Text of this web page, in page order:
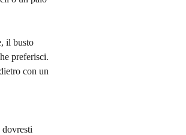
il busto
preferisci.
con un